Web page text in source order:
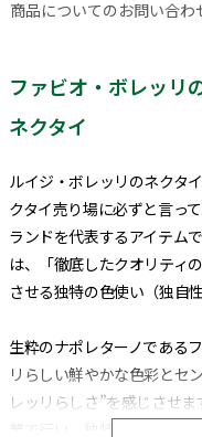
商品についてのお問い合わ
ファビオ・ボレッリ
ネクタイ
ルイジ・ボレッリのネクタ
クタイ売り場に必ずと言っ
ランドを代表するアイテム
は、「徹底したクオリティ
させる独特の色使い（独自
生粋のナポレターノである
リらしい鮮やかな色彩とセ
レッリらしさ”を感じさせ